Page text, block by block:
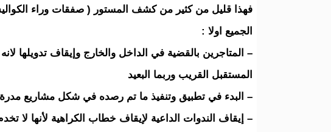
فهذا قليل من كثير من كشف المستور ( صفقات وراء
الجميع اولا :
– المتاجرين بالقضية في الداخل والخارج وإيقاف تدويلها
المستقبل القريب وربما البعيد
– البدء في تطبيق وتنفيذ ما تم رصده في شكل مشاريع
– إيقاف الندوات الداعية لإيقاف خطاب الكراهية لأنها لا